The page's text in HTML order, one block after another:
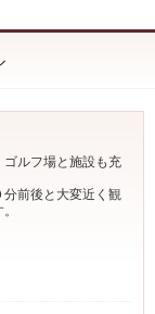
ルフ場と施設も充
前後と大変近く観